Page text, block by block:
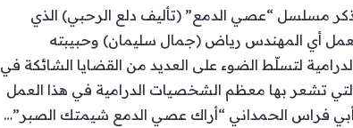
مسلسل “عصي الدمع” (تأليف دلع الرحبي) الذي
العمل أي المهندس رياض (جمال سليمان) وحبيبته
لتسلّط الضوء على العديد من القضايا الشائكة في
تشعر بها معظم الشخصيات الدرامية في هذا العمل
فراس الحمداني “أراك عصي الدمع شيمتك الصبر”…